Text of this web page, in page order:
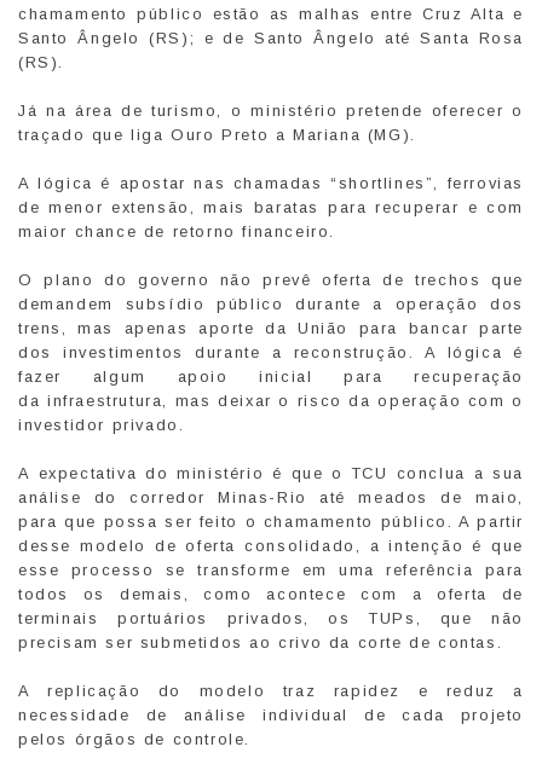
chamamento público estão as malhas entre Cruz Alta e
Santo Ângelo (RS); e de Santo Ângelo até Santa Rosa
(RS).
Já na área de turismo, o ministério pretende oferecer o
traçado que liga Ouro Preto a Mariana (MG).
A lógica é apostar nas chamadas “shortlines”, ferrovias
de menor extensão, mais baratas para recuperar e com
maior chance de retorno financeiro.
O plano do governo não prevê oferta de trechos que
demandem subsídio público durante a operação dos
trens, mas apenas aporte da União para bancar parte
dos investimentos durante a reconstrução. A lógica é
fazer algum apoio inicial para recuperação
da infraestrutura, mas deixar o risco da operação com o
investidor privado.
A expectativa do ministério é que o TCU conclua a sua
análise do corredor Minas-Rio até meados de maio,
para que possa ser feito o chamamento público. A partir
desse modelo de oferta consolidado, a intenção é que
esse processo se transforme em uma referência para
todos os demais, como acontece com a oferta de
terminais portuários privados, os TUPs, que não
precisam ser submetidos ao crivo da corte de contas.
A replicação do modelo traz rapidez e reduz a
necessidade de análise individual de cada projeto
pelos órgãos de controle.